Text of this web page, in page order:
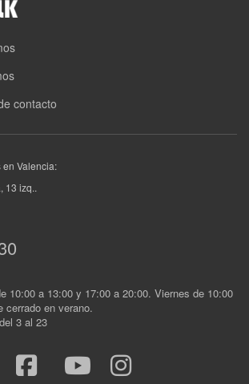
contacto
Valencia:
13 izq..
10:00 a 13:00 y 17:00 a 20:00. Viernes de 10:00
cerrado en verano.
3 al 23